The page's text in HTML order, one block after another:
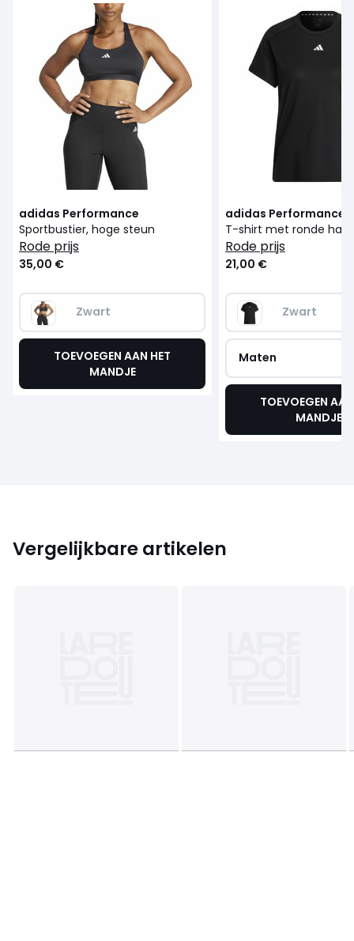
adidas Performance
Sportbustier, hoge steun
rode prijs
35,00 €
Zwart
TOEVOEGEN AAN HET
MANDJE
adidas Performance
rode prijs
21,00 €
Zwart
Maten
TOEVOEGEN
MANDJE
Vergelijkbare artikelen